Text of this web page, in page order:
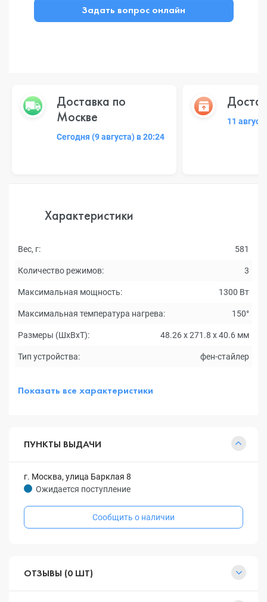
Задать вопрос онлайн
Доставка по
Москве
Сегодня (9 августа) в 20:24
11
Характеристики
Вес, г: 581
Количество режимов: 3
Максимальная мощность: 1300 Вт
Максимальная температура нагрева: 150°
Размеры (ШxВxТ): 48.26 x 271.8 x 40.6 мм
Тип устройства: фен-стайлер
Показать все характеристики
ПУНКТЫ ВЫДАЧИ
г. Москва, улица Барклая 8
Ожидается поступление
Сообщить о наличии
ОТЗЫВЫ (0 ШТ)